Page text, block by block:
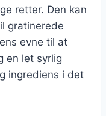
retter. Den kan
gratinerede
evne til at
en let syrlig
ingrediens i det